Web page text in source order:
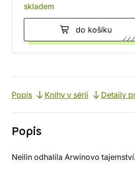
skladem
do košíku
Popis Knihy v sérii Detaily
Popis
Neilin odhalila Arwinovo